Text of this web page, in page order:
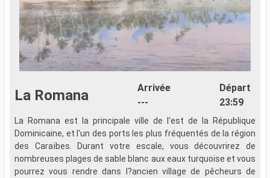
La Romana
Arrivée
---
Départ
23:59
La Romana est la principale ville de l'est de la République
Dominicaine, et l'un des ports les plus fréquentés de la région
des Caraïbes. Durant votre escale, vous découvrirez de
nombreuses plages de sable blanc aux eaux turquoise et vous
pourrez vous rendre dans l?ancien village de pêcheurs de